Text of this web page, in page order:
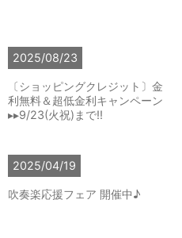
2025/08/23
〔ショッピングクレジット〕金
利無料＆超低金利キャンペーン
▸▸9/23(火祝)まで!!
2025/04/19
吹奏楽応援フェア 開催中♪